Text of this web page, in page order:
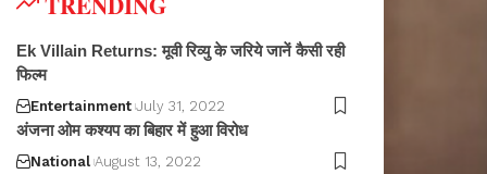
Ek Villain Returns: मूवी रिव्यु के जरिये जानें कैसी रही
फिल्म
Entertainment July 31, 2022
अंजना ओम कश्यप का बिहार में हुआ विरोध
National August 13, 2022